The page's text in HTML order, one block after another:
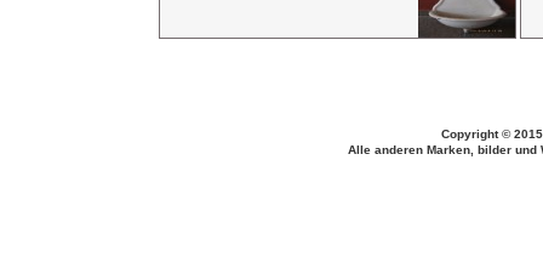
Copyright ©
Alle anderen Marken, bilder und